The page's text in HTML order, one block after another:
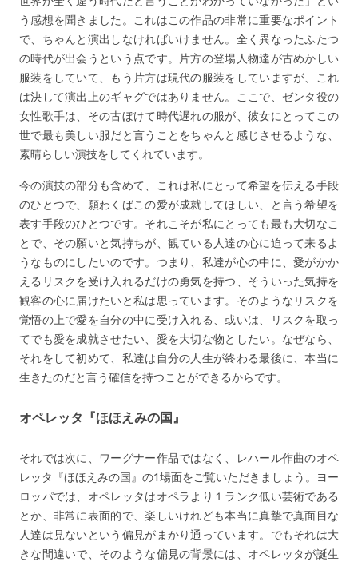
う感想を聞きました。これはこの作品の非常に重要なポイント
で、ちゃんと演出しなければいけません。全く異なったふたつ
の時代が出会うという点です。片方の登場人物達が古めかしい
服装をしていて、もう片方は現代の服装をしていますが、これ
は決して演出上のギャグではありません。ここで、ゼンタ役の
女性歌手は、その古ぼけて時代遅れの服が、彼女にとってこの
世で最も美しい服だと言うことをちゃんと感じさせるような、
素晴らしい演技をしてくれています。
今の演技の部分も含めて、これは私にとって希望を伝える手段
のひとつで、願わくばこの愛が成就してほしい、と言う希望を
表す手段のひとつです。それこそが私にとっても最も大切なこ
とで、その願いと気持ちが、観ている人達の心に迫って来るよ
うなものにしたいのです。つまり、私達が心の中に、愛がかか
えるリスクを受け入れるだけの勇気を持つ、そういった気持を
観客の心に届けたいと私は思っています。そのようなリスクを
覚悟の上で愛を自分の中に受け入れる、或いは、リスクを取っ
てでも愛を成就させたい、愛を大切な物としたい。なぜなら、
それをして初めて、私達は自分の人生が終わる最後に、本当に
生きたのだと言う確信を持つことができるからです。
オペレッタ『ほほえみの国』
それでは次に、ワーグナー作品ではなく、レハール作曲のオペ
レッタ『ほほえみの国』の1場面をご覧いただきましょう。ヨー
ロッパでは、オペレッタはオペラより１ランク低い芸術である
とか、非常に表面的で、楽しいけれども本当に真摯で真面目な
人達は見ないという偏見がまかり通っています。でもそれは大
きな間違いで、そのような偏見の背景には、オペレッタが誕生